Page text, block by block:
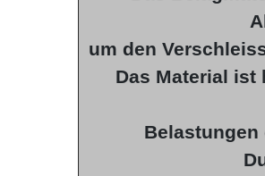
um den
Das Material
Belastungen